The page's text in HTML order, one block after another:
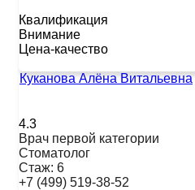
Квалификация
Внимание
Цена-качество
Куканова Алёна Витальевна
4.3
Врач первой категории
Стоматолог
Стаж: 6
+7 (499) 519-38-52